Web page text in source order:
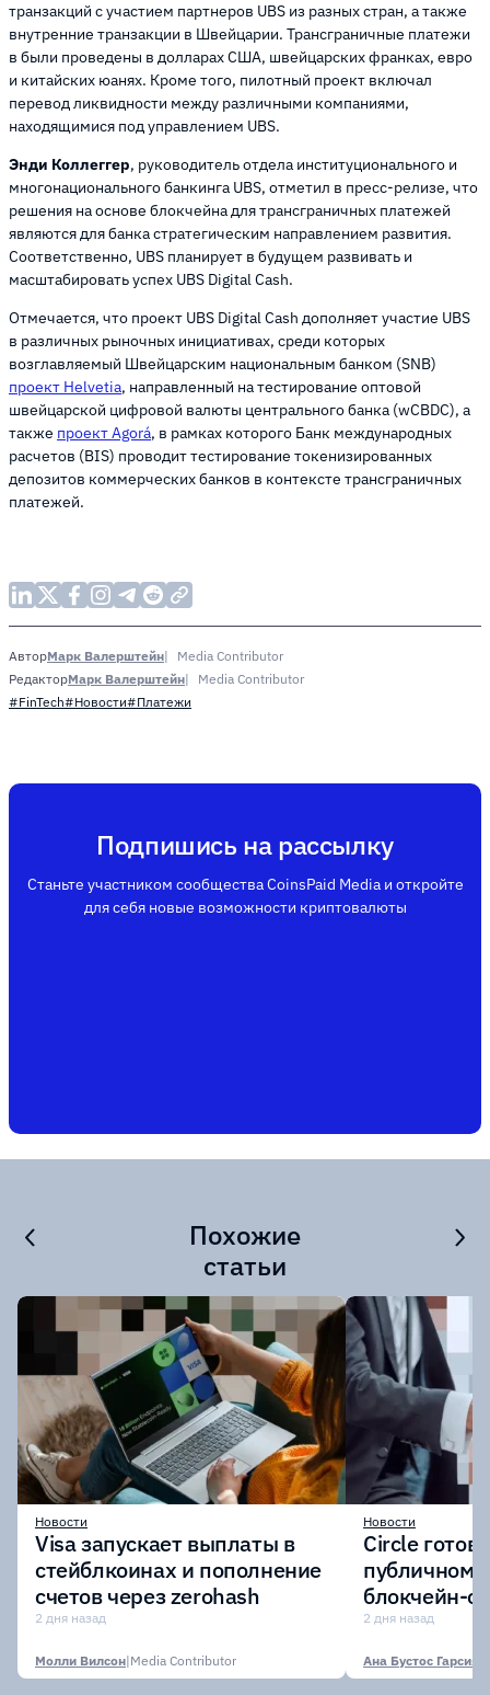
транзакций с участием партнеров UBS из разных стран, а также
внутренние транзакции в Швейцарии. Трансграничные платежи
в были проведены в долларах США, швейцарских франках, евро
и китайских юанях. Кроме того, пилотный проект включал
перевод ликвидности между различными компаниями,
находящимися под управлением UBS.
Энди Коллеггер, руководитель отдела институционального и
многонационального банкинга UBS, отметил в пресс-релизе, что
решения на основе блокчейна для трансграничных платежей
являются для банка стратегическим направлением развития.
Соответственно, UBS планирует в будущем развивать и
масштабировать успех UBS Digital Cash.
Отмечается, что проект UBS Digital Cash дополняет участие UBS
в различных рыночных инициативах, среди которых
возглавляемый Швейцарским национальным банком (SNB)
проект Helvetia, направленный на тестирование оптовой
швейцарской цифровой валюты центрального банка (wCBDC), а
также проект Agorá, в рамках которого Банк международных
расчетов (BIS) проводит тестирование токенизированных
депозитов коммерческих банков в контексте трансграничных
платежей.
АвторМарк Валерштейн
Media Contributor
РедакторМарк Валерштейн
Media Contributor
#FinTech#Новости#Платежи
Подпишись на рассылку
Станьте участником сообщества CoinsPaid Media и откройте
для себя новые возможности криптовалюты
Похожие
статьи
Новости
Visa запускает выплаты в
стейблкоинах и пополнение
счетов через zerohash
2 дня назад
Молли Вилсон|Media Contributor
Новости
Circle
публичному
блокчейн-
участии
2 дня назад
Ана Бустос Гарсия